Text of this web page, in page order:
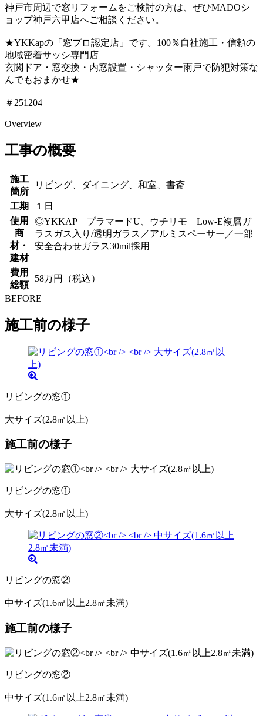
神戸市周辺で窓リフォームをご検討の方は、ぜひMADOシ
ョップ神戸六甲店へご相談ください。
★YKKapの「窓プロ認定店」です。100％自社施工・信頼の
地域密着サッシ専門店
玄関ドア・窓交換・内窓設置・シャッター雨戸で防犯対策な
んでもおまかせ★
＃251204
Overview
工事の概要
施工
箇所
リビング、ダイニング、和室、書斎
工期
１日
使用
商
材・
建材
◎YKKAP プラマードU、ウチリモ Low-E複層ガ
ラスガス入り/透明ガラス／アルミスペーサー／一部
安全合わせガラス30mil採用
費用
総額
58万円（税込）
BEFORE
施工前の様子
リビングの窓①
大サイズ(2.8㎡以上)
施工前の様子
リビングの窓①
大サイズ(2.8㎡以上)
リビングの窓②
中サイズ(1.6㎡以上2.8㎡未満)
施工前の様子
リビングの窓②
中サイズ(1.6㎡以上2.8㎡未満)